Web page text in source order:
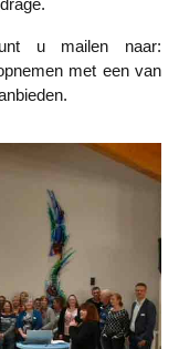
u mailen naar:
met een van